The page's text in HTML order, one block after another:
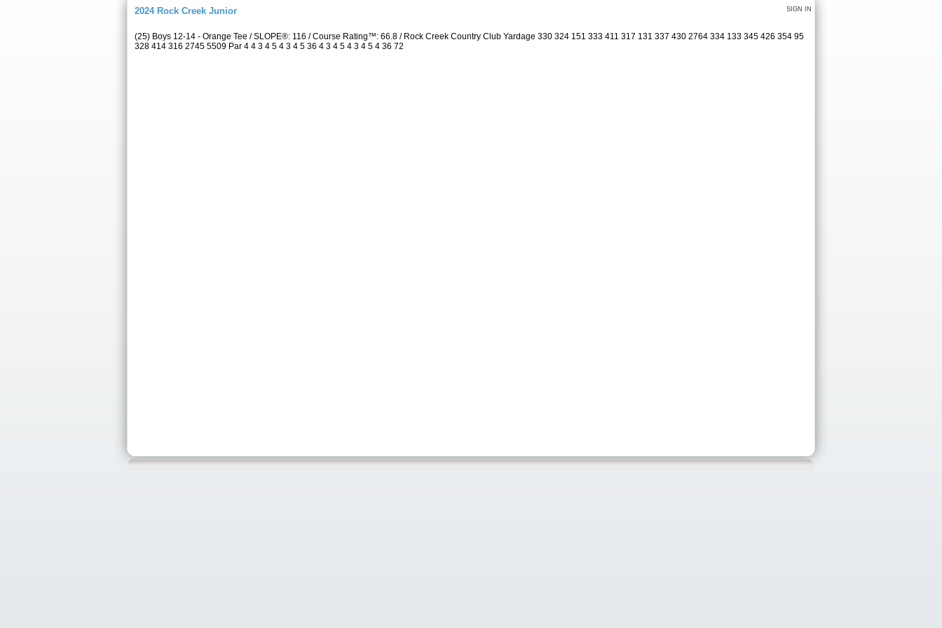
SIGN IN
2024 Rock Creek Junior
(25) Boys 12-14 - Orange Tee / SLOPE®: 116 / Course Rating™: 66.8 / Rock Creek Country Club Yardage 330 324 151 333 411 317 131 337 430 2764 334 133 345 426 354 95
328 414 316 2745 5509 Par 4 4 3 4 5 4 3 4 5 36 4 3 4 5 4 3 4 5 4 36 72